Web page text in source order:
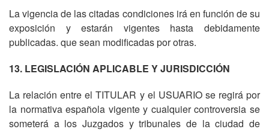
La vigencia de las citadas condiciones irá en función de su
exposición y estarán vigentes hasta debidamente
publicadas. que sean modificadas por otras.
13. LEGISLACIÓN APLICABLE Y JURISDICCIÓN
La relación entre el TITULAR y el USUARIO se regirá por
la normativa española vigente y cualquier controversia se
someterá a los Juzgados y tribunales de la ciudad de